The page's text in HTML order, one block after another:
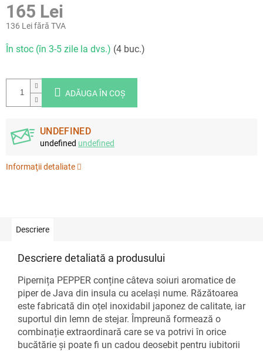
165 Lei
136 Lei fără TVA
Evaluare
preţ:
În stoc (în 3-5 zile la dvs.) (4 buc.)
ADĂUGA ÎN COŞ
UNDEFINED
undefined undefined
Informaţii detaliate
Descriere
Descriere detaliată a produsului
Pipernița PEPPER conține câteva soiuri aromatice de
piper de Java din insula cu același nume. Răzătoarea
este fabricată din oțel inoxidabil japonez de calitate, iar
suportul din lemn de stejar. Împreună formează o
combinație extraordinară care se va potrivi în orice
bucătărie și poate fi un cadou deosebit pentru iubitorii